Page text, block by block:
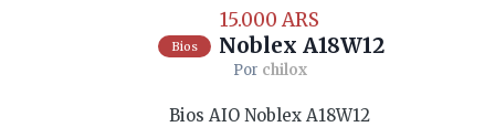
15.000 ARS
Bios Noblex A18W12
Por chilox
Bios AIO Noblex A18W12